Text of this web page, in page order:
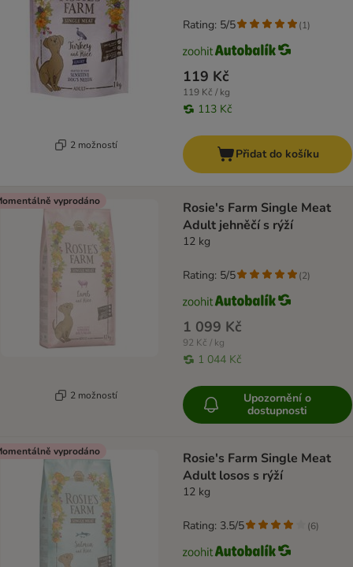
2 možností
119 Kč
119 Kč / kg
113 Kč
Rating: 5/5 (1)
Přidat do košíku
vyprodáno
2 možností
Rosie's Farm Single Meat
Adult jehněčí s rýží
12 kg
1 099 Kč
92 Kč / kg
1 044 Kč
Rating: 5/5 (2)
Upozornění o
dostupnosti
vyprodáno
Rosie's Farm Single Meat
Adult losos s rýží
12 kg
Rating: 3.5/5 (6)